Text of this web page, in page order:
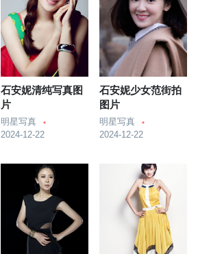
石安妮清纯写真图
片
明星写真
2024-12-22
石安妮少女范街拍
图片
明星写真
2024-12-22